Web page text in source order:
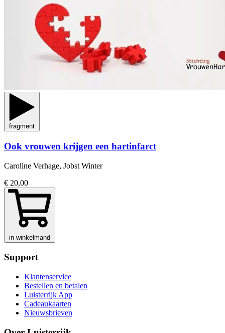
fragment
Ook vrouwen krijgen een hartinfarct
Caroline Verhage, Jobst Winter
€ 20,00
in winkelmand
Support
Klantenservice
Bestellen en betalen
Luisterrijk App
Cadeaukaarten
Nieuwsbrieven